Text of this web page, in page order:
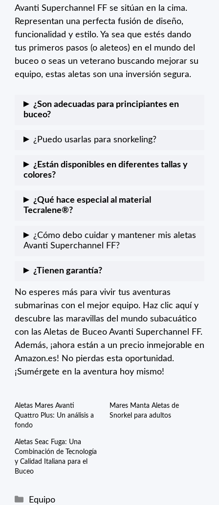
Avanti Superchannel FF se sitúan en la cima.
Representan una perfecta fusión de diseño,
funcionalidad y estilo. Ya sea que estés dando
tus primeros pasos (o aleteos) en el mundo del
buceo o seas un veterano buscando mejorar su
equipo, estas aletas son una inversión segura.
¿Son adecuadas para principiantes en
buceo?
Sí, las Avanti Superchannel FF están diseñadas
avanzados. Su diseño y características facilitan
el aleteo y reducen la fatiga, lo que las hace
en el buceo.
¿Puedo usarlas para snorkeling?
Absolutamente. Si bien están diseñadas
primordialmente para buceo, su versatilidad y
el snorkeling.
¿Están disponibles en diferentes tallas y
colores?
Sí, las Avanti Superchannel FF vienen en
diversas tallas y una variedad de colores,
tus necesidades y preferencias estéticas.
¿Qué hace especial al material
Tecralene®?
Tecralene® es un material innovador que
combina flexibilidad con resistencia. Esto
mismo tiempo que garantiza la durabilidad de
¿Cómo debo cuidar y mantener mis aletas
Avanti Superchannel FF?
Después de cada uso, es recomendable
eliminar sal, cloro y pequeñas partículas. Es
ideal guardarlas en un lugar fresco y seco,
lejos de la exposición directa al sol.
¿Tienen garantía?
Mares, la marca detrás de las Avanti
Superchannel FF, ofrece garantía para sus
productos. Sin embargo, es esencial revisar
los términos y condiciones específicos en el
momento de la compra.
No esperes más para vivir tus aventuras
submarinas con el mejor equipo. Haz clic aquí y
descubre las maravillas del mundo subacuático
con las Aletas de Buceo Avanti Superchannel FF.
Además, ¡ahora están a un precio inmejorable en
Amazon.es! No pierdas esta oportunidad.
¡Sumérgete en la aventura hoy mismo!
Aletas Mares Avanti
Quattro Plus: Un análisis a
fondo
Mares Manta Aletas de
Snorkel para adultos
Aletas Seac Fuga: Una
Combinación de Tecnología
y Calidad Italiana para el
Buceo
Categorías
Equipo